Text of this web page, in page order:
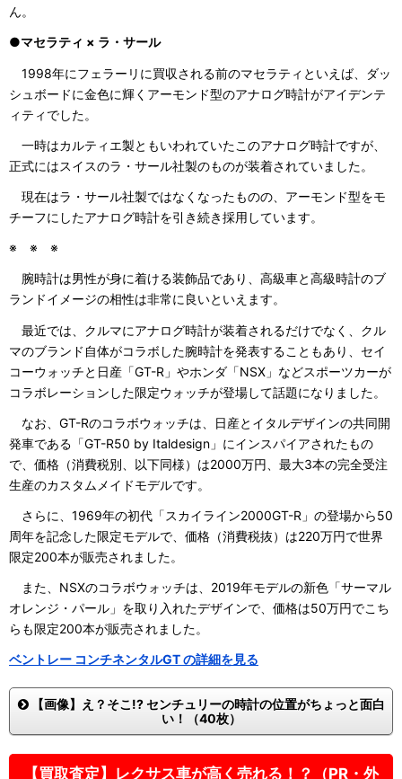
ん。
●マセラティ × ラ・サール
1998年にフェラーリに買収される前のマセラティといえば、ダッ
シュボードに金色に輝くアーモンド型のアナログ時計がアイデンテ
ィティでした。
一時はカルティエ製ともいわれていたこのアナログ時計ですが、
正式にはスイスのラ・サール社製のものが装着されていました。
現在はラ・サール社製ではなくなったものの、アーモンド型をモ
チーフにしたアナログ時計を引き続き採用しています。
※ ※ ※
腕時計は男性が身に着ける装飾品であり、高級車と高級時計のブ
ランドイメージの相性は非常に良いといえます。
最近では、クルマにアナログ時計が装着されるだけでなく、クル
マのブランド自体がコラボした腕時計を発表することもあり、セイ
コーウォッチと日産「GT-R」やホンダ「NSX」などスポーツカーが
コラボレーションした限定ウォッチが登場して話題になりました。
なお、GT-Rのコラボウォッチは、日産とイタルデザインの共同開
発車である「GT-R50 by Italdesign」にインスパイアされたもの
で、価格（消費税別、以下同様）は2000万円、最大3本の完全受注
生産のカスタムメイドモデルです。
さらに、1969年の初代「スカイライン2000GT-R」の登場から50
周年を記念した限定モデルで、価格（消費税抜）は220万円で世界
限定200本が販売されました。
また、NSXのコラボウォッチは、2019年モデルの新色「サーマル
オレンジ・パール」を取り入れたデザインで、価格は50万円でこち
らも限定200本が販売されました。
ベントレー コンチネンタルGT の詳細を見る
【画像】え？そこ!? センチュリーの時計の位置がちょっと面白
い！（40枚）
【買取査定】レクサス車が高く売れる！？（PR・外